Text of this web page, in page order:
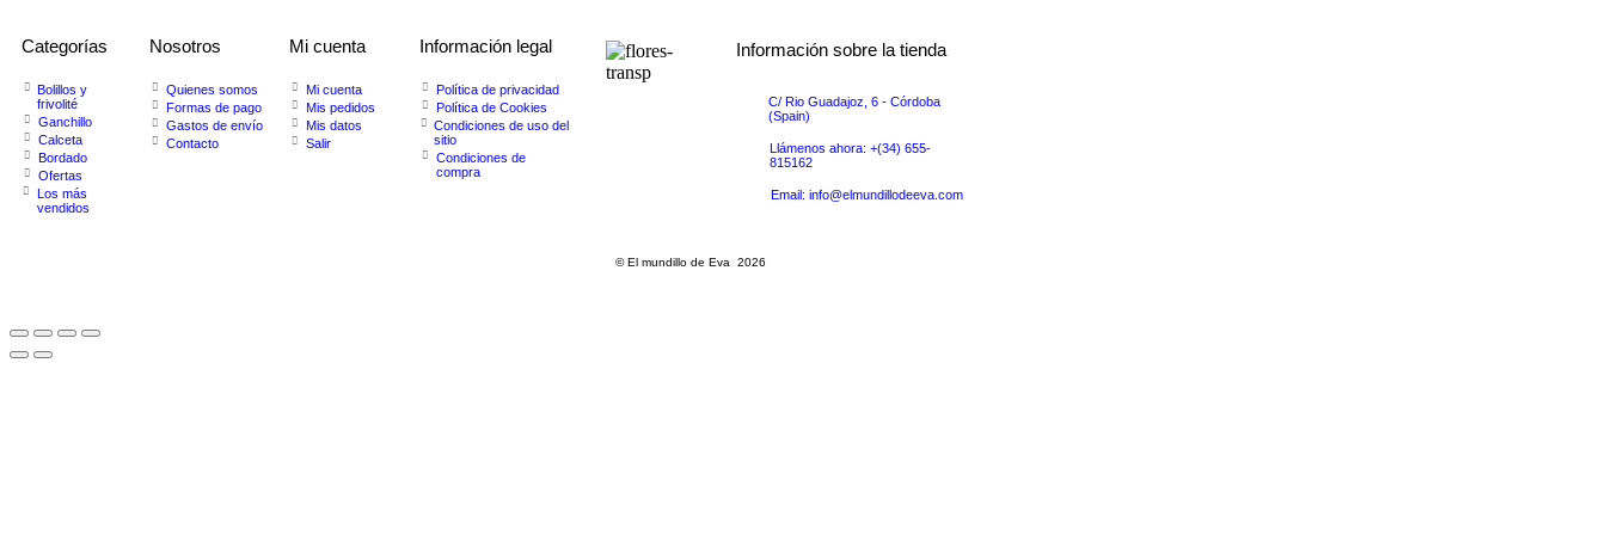
Categorías
Bolillos y
frivolité
Ganchillo
Calceta
Bordado
Ofertas
Los más
vendidos
Nosotros
Quienes somos
Formas de pago
Gastos de envío
Contacto
Mi cuenta
Mi cuenta
Mis pedidos
Mis datos
Salir
Información legal
Política de privacidad
Política de Cookies
Condiciones de uso del
sitio
Condiciones de
compra
Información sobre la tienda
C/ Rio Guadajoz, 6 - Córdoba
(Spain)
Llámenos ahora: +(34) 655-
815162
Email: info@elmundillodeeva.com
© El mundillo de Eva 2026